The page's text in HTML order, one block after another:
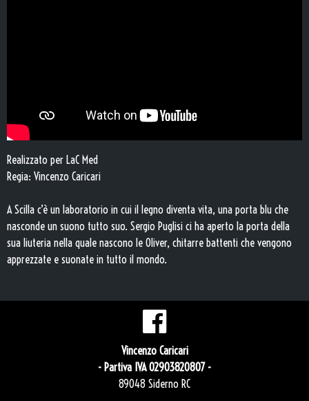
Realizzato per LaC Med
Regia: Vincenzo Caricari
A Scilla c’è un laboratorio in cui il legno diventa vita, una porta blu che
nasconde un suono tutto suo. Sergio Puglisi ci ha aperto la porta della
sua liuteria nella quale nascono le Oliver, chitarre battenti che vengono
apprezzate e suonate in tutto il mondo.
Vincenzo Caricari
- Partiva IVA 02903820807 -
89048 Siderno RC